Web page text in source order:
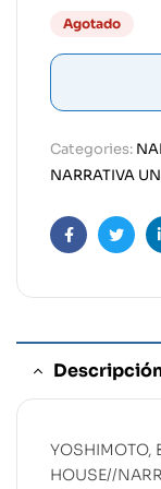
Agotado
Categories:
NARRATIVA
Facebook
YOSHIMOTO,
HOUSE//